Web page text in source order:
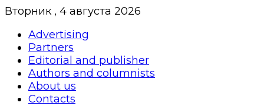
Вторник , 4 августа 2026
Advertising
Partners
Editorial and publisher
Authors and columnists
About us
Contacts